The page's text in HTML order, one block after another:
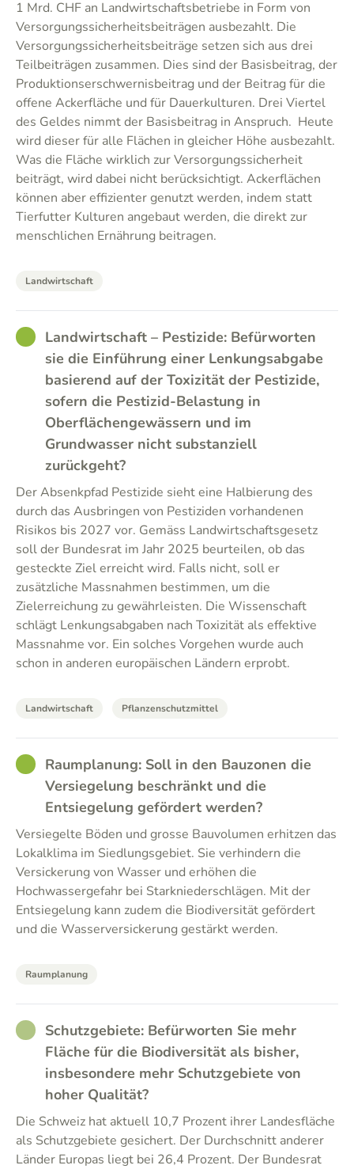
1 Mrd. CHF an Landwirtschaftsbetriebe in Form von
Versorgungssicherheitsbeiträgen ausbezahlt. Die
Versorgungssicherheitsbeiträge setzen sich aus drei
Teilbeiträgen zusammen. Dies sind der Basisbeitrag, der
Produktionserschwernisbeitrag und der Beitrag für die
offene Ackerfläche und für Dauerkulturen. Drei Viertel
des Geldes nimmt der Basisbeitrag in Anspruch. Heute
wird dieser für alle Flächen in gleicher Höhe ausbezahlt.
Was die Fläche wirklich zur Versorgungssicherheit
beiträgt, wird dabei nicht berücksichtigt. Ackerflächen
können aber effizienter genutzt werden, indem statt
Tierfutter Kulturen angebaut werden, die direkt zur
menschlichen Ernährung beitragen.
Landwirtschaft
GOODLandwirtschaft – Pestizide: Befürworten
sie die Einführung einer Lenkungsabgabe
basierend auf der Toxizität der Pestizide,
sofern die Pestizid-Belastung in
Oberflächengewässern und im
Grundwasser nicht substanziell
zurückgeht?
Der Absenkpfad Pestizide sieht eine Halbierung des
durch das Ausbringen von Pestiziden vorhandenen
Risikos bis 2027 vor. Gemäss Landwirtschaftsgesetz
soll der Bundesrat im Jahr 2025 beurteilen, ob das
gesteckte Ziel erreicht wird. Falls nicht, soll er
zusätzliche Massnahmen bestimmen, um die
Zielerreichung zu gewährleisten. Die Wissenschaft
schlägt Lenkungsabgaben nach Toxizität als effektive
Massnahme vor. Ein solches Vorgehen wurde auch
schon in anderen europäischen Ländern erprobt.
Landwirtschaft Pflanzenschutzmittel
GOODRaumplanung: Soll in den Bauzonen die
Versiegelung beschränkt und die
Entsiegelung gefördert werden?
Versiegelte Böden und grosse Bauvolumen erhitzen das
Lokalklima im Siedlungsgebiet. Sie verhindern die
Versickerung von Wasser und erhöhen die
Hochwassergefahr bei Starkniederschlägen. Mit der
Entsiegelung kann zudem die Biodiversität gefördert
und die Wasserversickerung gestärkt werden.
Raumplanung
RATHER_GOOD
Schutzgebiete: Befürworten Sie mehr
Fläche für die Biodiversität als bisher,
insbesondere mehr Schutzgebiete von
hoher Qualität?
Die Schweiz hat aktuell 10,7 Prozent ihrer Landesfläche
als Schutzgebiete gesichert. Der Durchschnitt anderer
Länder Europas liegt bei 26,4 Prozent. Der Bundesrat